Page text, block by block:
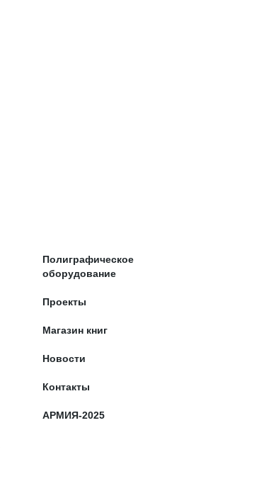
Полиграфическое
оборудование
Проекты
Магазин книг
Новости
Контакты
АРМИЯ-2025